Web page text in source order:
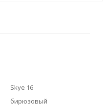
Skye 16
бирюзовый